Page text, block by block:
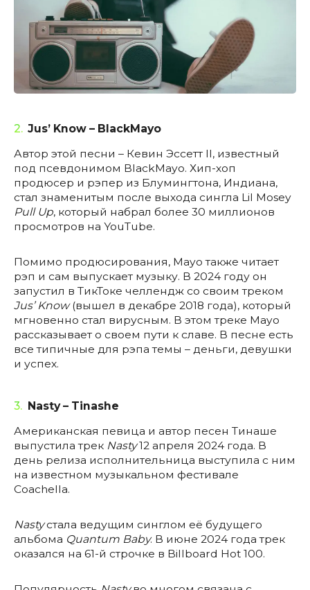
2. Jus’ Know – BlackMayo
Автор этой песни – Кевин Эссетт II, известный
под псевдонимом BlackMayo. Хип-хоп
продюсер и рэпер из Блумингтона, Индиана,
стал знаменитым после выхода сингла Lil Mosey
Pull Up, который набрал более 30 миллионов
просмотров на YouTube.
Помимо продюсирования, Mayo также читает
рэп и сам выпускает музыку. В 2024 году он
запустил в ТикТоке челлендж со своим треком
Jus’ Know(вышел в декабре 2018 года), который
мгновенно стал вирусным. В этом треке Mayo
рассказывает о своем пути к славе. В песне есть
все типичные для рэпа темы – деньги, девушки
и успех.
3. Nasty – Tinashe
Американская певица и автор песен Тинаше
выпустила трек Nasty12 апреля 2024 года. В
день релиза исполнительница выступила с ним
на известном музыкальном фестивале
Coachella.
Nastyстала ведущим синглом её будущего
альбома Quantum Baby. В июне 2024 года трек
оказался на 61-й строчке в Billboard Hot 100.